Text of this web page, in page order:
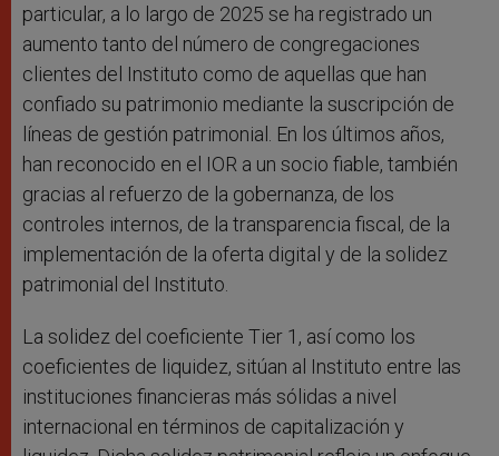
particular, a lo largo de 2025 se ha registrado un
aumento tanto del número de congregaciones
clientes del Instituto como de aquellas que han
confiado su patrimonio mediante la suscripción de
líneas de gestión patrimonial. En los últimos años,
han reconocido en el IOR a un socio fiable, también
gracias al refuerzo de la gobernanza, de los
controles internos, de la transparencia fiscal, de la
implementación de la oferta digital y de la solidez
patrimonial del Instituto.
La solidez del coeficiente Tier 1, así como los
coeficientes de liquidez, sitúan al Instituto entre las
instituciones financieras más sólidas a nivel
internacional en términos de capitalización y